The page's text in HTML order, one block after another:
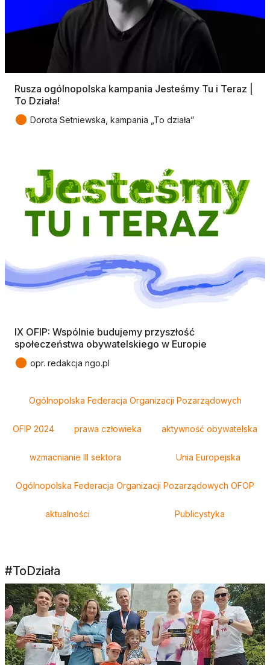
Rusza ogólnopolska kampania Jesteśmy Tu i Teraz |
To Działa!
● Dorota Setniewska, kampania „To działa”
IX OFIP: Wspólnie budujemy przyszłość
społeczeństwa obywatelskiego w Europie
● opr. redakcja ngo.pl
Ogólnopolska Federacja Organizacji Pozarządowych
OFIP 2024 prawa człowieka aktywność obywatelska
wzmacnianie III sektora Unia Europejska
Ogólnopolska Federacja Organizacji Pozarządowych OFOP
aktualności Publicystyka
#ToDziała